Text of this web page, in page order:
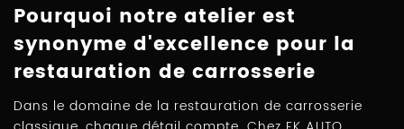
Pourquoi notre atelier est
synonyme d'excellence pour la
restauration de carrosserie
Dans le domaine de la restauration de carrosserie